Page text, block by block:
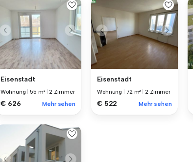
Eisenstadt
Wohnung |55 m² |2 Zimmer
€ 626 Mehr sehen
Eisenstadt
Wohnung 72 m² 2 Zimmer
€ 522 Mehr sehen